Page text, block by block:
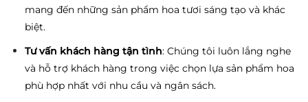
mang đến những sản phẩm hoa tươi sáng tạo và khác
biệt.
Tư vấn khách hàng tận tình: Chúng tôi luôn lắng nghe
và hỗ trợ khách hàng trong việc chọn lựa sản phẩm hoa
phù hợp nhất với nhu cầu và ngân sách.